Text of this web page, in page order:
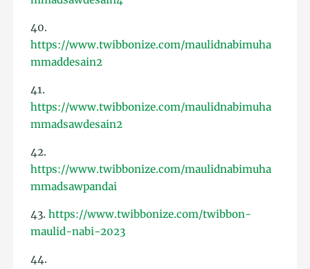
40.
https://www.twibbonize.com/maulidnabimuha
mmaddesain2
41.
https://www.twibbonize.com/maulidnabimuha
mmadsawdesain2
42.
https://www.twibbonize.com/maulidnabimuha
mmadsawpandai
43.https://www.twibbonize.com/twibbon-
maulid-nabi-2023
44.